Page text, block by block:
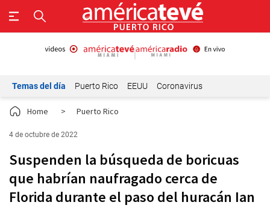
Temas del día Puerto Rico EEUU Coronavirus
Home > Puerto Rico
4 de octubre de 2022
Suspenden la búsqueda de boricuas
que habrían naufragado cerca de
Florida durante el paso del huracán Ian